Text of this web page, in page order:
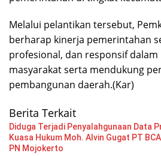
Melalui pelantikan tersebut,
berharap kinerja pemerintahan
profesional, dan responsif
masyarakat serta mendukung
pembangunan daerah.(Kar)
Berita Terkait
Diduga Terjadi Penyalahgunaan Data
Kuasa Hukum Moh. Alvin Gugat PT
PN Mojokerto